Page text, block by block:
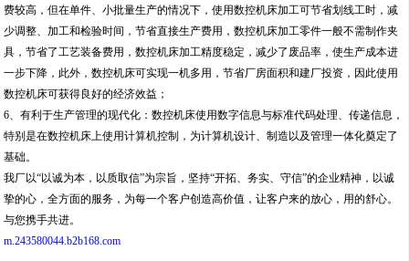
费较高，但在单件、小批量生产的情况下，使用数控机床加工可节省划线工时，减
少调整、加工和检验时间，节省直接生产费用，数控机床加工零件一般不需制作夹
具，节省了工艺装备费用，数控机床加工精度稳定，减少了废品率，使生产成本进
一步下降，此外，数控机床可实现一机多用，节省厂房面积和建厂投资，因此使用
数控机床可获得良好的经济效益；
6、有利于生产管理的现代化：数控机床使用数字信息与标准代码处理、传递信息，
特别是在数控机床上使用计算机控制，为计算机设计、制造以及管理一体化奠定了
基础。
我厂以“以诚为本，以质取信”为宗旨，坚持“开拓、务实、守信”的企业精神，以诚
挚的心，全方面的服务，为每一个客户创造高价值，让客户来的放心，用的舒心。
与您携手共进。
m.243580044.b2b168.com